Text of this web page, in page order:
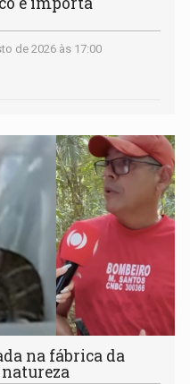
de 2026 às 17:00
na fábrica da
natureza